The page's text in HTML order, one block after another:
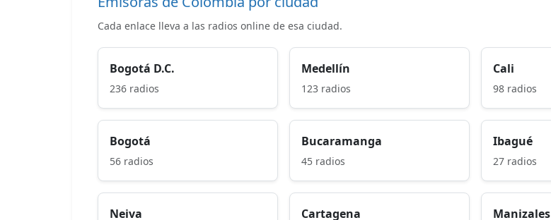
Cada enlace lleva a las radios online de esa ciudad.
Bogotá D.C.
236 radios
Medellín
123 radios
Cali
98 radios
Bogotá
56 radios
Bucaramanga
45 radios
Ibagué
27 radios
Neiva Cartagena Manizales